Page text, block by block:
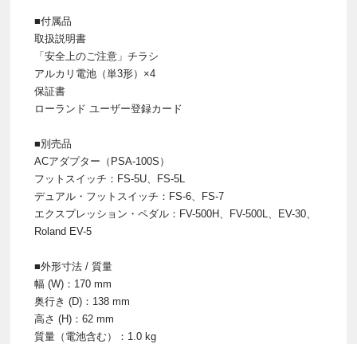
■付属品
取扱説明書
「安全上のご注意」チラシ
アルカリ電池（単3形）×4
保証書
ローランド ユーザー登録カード
■別売品
ACアダプター（PSA-100S）
フットスイッチ：FS-5U、FS-5L
デュアル・フットスイッチ：FS-6、FS-7
エクスプレッション・ペダル：FV-500H、FV-500L、EV-30、
Roland EV-5
■外形寸法 / 質量
幅 (W)：170 mm
奥行き (D)：138 mm
高さ (H)：62 mm
質量（電池含む）：1.0 kg